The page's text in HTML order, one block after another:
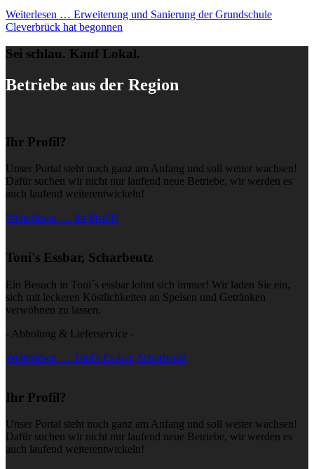
Weiterlesen … Erweiterung und Sanierung der Grundschule
Cleverbrück hat begonnen
Sei schlau. Kauf Lokal.
Betriebe aus der Region
Ihr Profil?
Unser Portal steht noch ganz am Anfang und soll weiter wachsen!
Dafür suchen wir nicht nur laufend neue Betriebe, wir werden es
auch laufend weiterentwickeln!
Weiterlesen … Ihr Profil?
Toni's Essbar, Scharbeutz
Ein Besuch in Toni´s essbar lohnt sich immer! Wir laden Sie ein,
sich mit leckeren Köstlichkeiten an Speisen und Getränken
verwöhnen zu lassen.
- Abholung & Lieferservice -
Weiterlesen … Toni's Essbar, Scharbeutz
Ihr Profil?
Unser Portal steht noch ganz am Anfang und soll weiter wachsen!
Dafür suchen wir nicht nur laufend neue Betriebe, wir werden es
auch laufend weiterentwickeln!